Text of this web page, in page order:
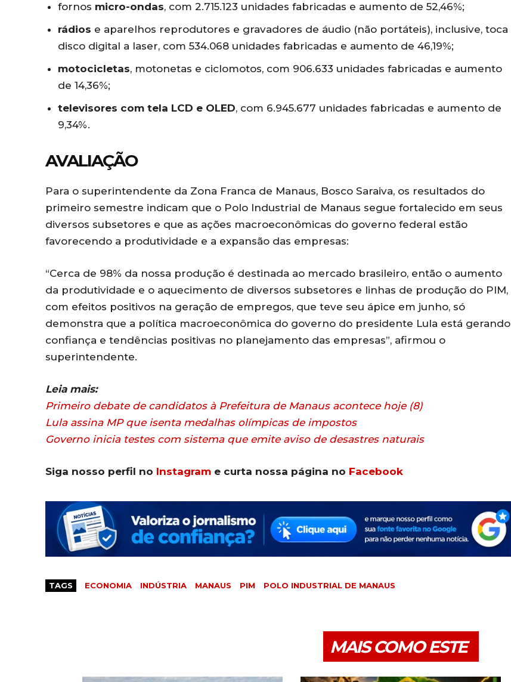
fornos micro-ondas, com 2.715.123 unidades fabricadas e aumento de 52,46%;
rádios e aparelhos reprodutores e gravadores de áudio (não portáteis), inclusive, toca
disco digital a laser, com 534.068 unidades fabricadas e aumento de 46,19%;
motocicletas, motonetas e ciclomotos, com 906.633 unidades fabricadas e aumento
de 14,36%;
televisores com tela LCD e OLED, com 6.945.677 unidades fabricadas e aumento de
9,34%.
AVALIAÇÃO
Para o superintendente da Zona Franca de Manaus, Bosco Saraiva, os resultados do
primeiro semestre indicam que o Polo Industrial de Manaus segue fortalecido em seus
diversos subsetores e que as ações macroeconômicas do governo federal estão
favorecendo a produtividade e a expansão das empresas:
“Cerca de 98% da nossa produção é destinada ao mercado brasileiro, então o aumento
da produtividade e o aquecimento de diversos subsetores e linhas de produção do PIM,
com efeitos positivos na geração de empregos, que teve seu ápice em junho, só
demonstra que a política macroeconômica do governo do presidente Lula está gerando
confiança e tendências positivas no planejamento das empresas”, afirmou o
superintendente.
Leia mais:
Primeiro debate de candidatos à Prefeitura de Manaus acontece hoje (8)
Lula assina MP que isenta medalhas olímpicas de impostos
Governo inicia testes com sistema que emite aviso de desastres naturais
Siga nosso perfil no Instagram e curta nossa página no Facebook
TAGS ECONOMIA INDÚSTRIA MANAUS PIM POLO INDUSTRIAL DE MANAUS
MAIS COMO ESTE